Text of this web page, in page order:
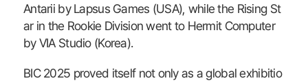
Antarii by Lapsus Games (USA), while the Rising St
ar in the Rookie Division went to Hermit Computer
by VIA Studio (Korea).
BIC 2025 proved itself not only as a global exhibitio